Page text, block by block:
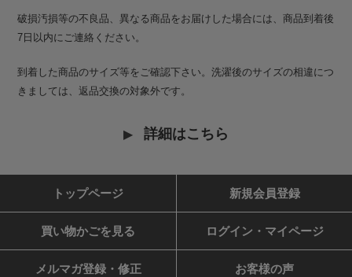
破損汚損等の不良品、異なる商品をお届けした場合には、商品到着後
7日以内にご連絡ください。
到着した商品のサイズ等をご確認下さい。洗濯後のサイズの相違につ
きましては、返品交換の対象外です。
詳細はこちら
トップページ 新規会員登録
買い物かごを見る ログイン・マイページ
メルマガ登録・修正 お客様の声